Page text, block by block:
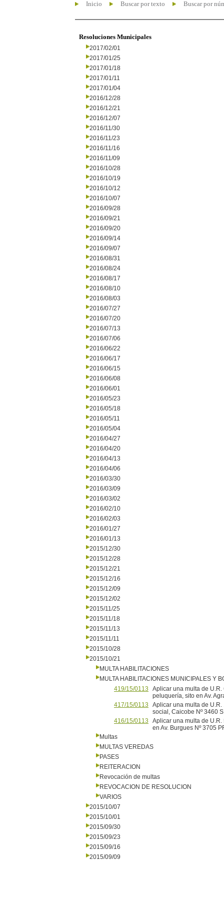
Inicio Buscar por texto Buscar por
Resoluciones Municipales
2017/02/01
2017/01/25
2017/01/18
2017/01/11
2017/01/04
2016/12/28
2016/12/21
2016/12/07
2016/11/30
2016/11/23
2016/11/16
2016/11/09
2016/10/28
2016/10/19
2016/10/12
2016/10/07
2016/09/28
2016/09/21
2016/09/20
2016/09/14
2016/09/07
2016/08/31
2016/08/24
2016/08/17
2016/08/10
2016/08/03
2016/07/27
2016/07/20
2016/07/13
2016/07/06
2016/06/22
2016/06/17
2016/06/15
2016/06/08
2016/06/01
2016/05/23
2016/05/18
2016/05/11
2016/05/04
2016/04/27
2016/04/20
2016/04/13
2016/04/06
2016/03/30
2016/03/09
2016/03/02
2016/02/10
2016/02/03
2016/01/27
2016/01/13
2015/12/30
2015/12/28
2015/12/21
2015/12/16
2015/12/09
2015/12/02
2015/11/25
2015/11/18
2015/11/13
2015/11/11
2015/10/28
2015/10/21
MULTA HABILITACIONES
MULTA HABILITACIONES MUNICIPALES Y
419/15/0113
Aplicar una multa de
peluquería, sito en Av.
417/15/0113
Aplicar una multa de
social, Caicobe Nº 3460
416/15/0113
Aplicar una multa de
en Av. Burgues Nº 3705
Multas
MULTAS VEREDAS
PASES
REITERACION
Revocación de multas
REVOCACION DE RESOLUCION
VARIOS
2015/10/07
2015/10/01
2015/09/30
2015/09/23
2015/09/16
2015/09/09